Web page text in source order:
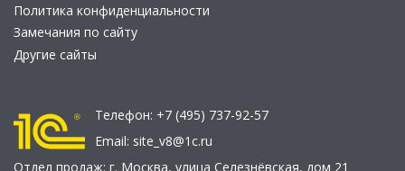
Политика конфиденциальности
Замечания по сайту
Другие сайты
Телефон: +7 (495) 737-92-57
Email: site_v8@1c.ru
Отдел продаж: г. Москва, улица Селезнёвская, дом 21